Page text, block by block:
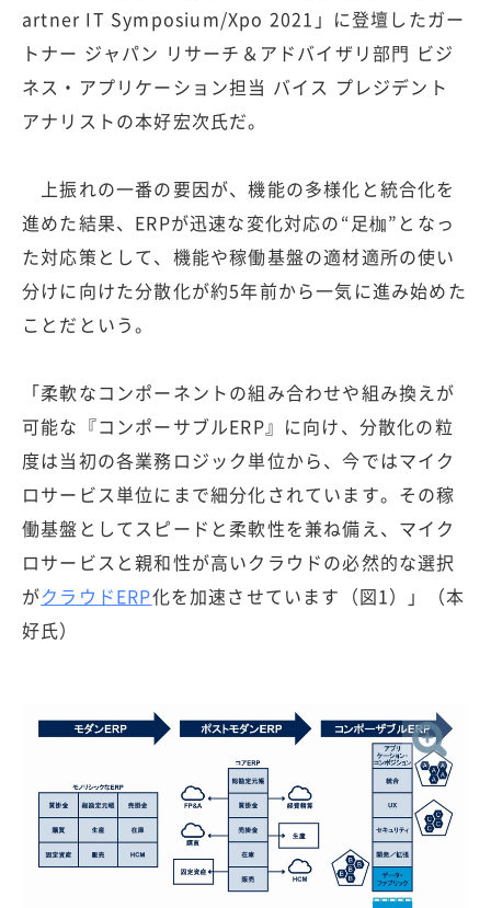
artner IT Symposium/Xpo 2021」に登壇したガー
トナー ジャパン リサーチ＆アドバイザリ部門 ビジ
ネス・アプリケーション担当 バイス プレジデント
アナリストの本好宏次氏だ。
上振れの一番の要因が、機能の多様化と統合化を
進めた結果、ERPが迅速な変化対応の“足枷”となっ
た対応策として、機能や稼働基盤の適材適所の使い
分けに向けた分散化が約5年前から一気に進み始めた
ことだという。
「柔軟なコンポーネントの組み合わせや組み換えが
可能な『コンポーサブルERP』に向け、分散化の粒
度は当初の各業務ロジック単位から、今ではマイク
ロサービス単位にまで細分化されています。その稼
働基盤としてスピードと柔軟性を兼ね備え、マイク
ロサービスと親和性が高いクラウドの必然的な選択
がクラウドERP化を加速させています（図1）」（本
好氏）